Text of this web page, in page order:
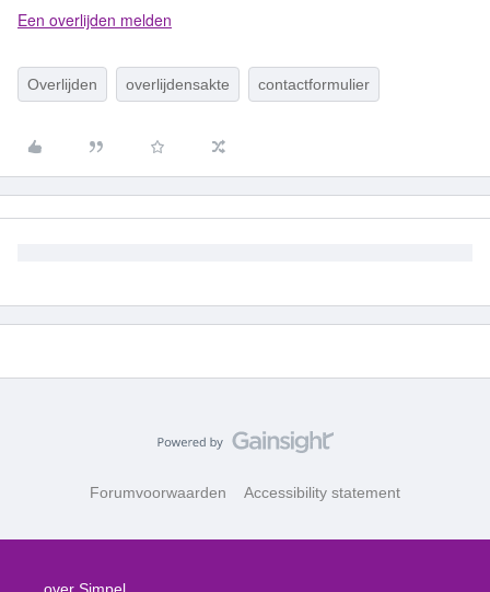
Een overlijden melden
Overlijden overlijdensakte contactformulier
Forumvoorwaarden Accessibility statement